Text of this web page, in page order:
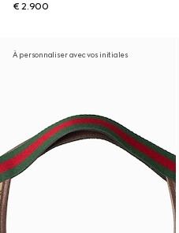
€ 2.900
À personnaliser avec vos initiales